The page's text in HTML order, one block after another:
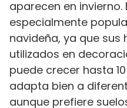
aparecen en invierno.
especialmente
navideña, ya que sus
utilizados en
puede crecer hasta
adapta bien a
aunque prefiere